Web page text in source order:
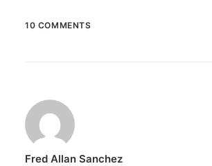
The increase has no additional cost to
subscribers.
10 COMMENTS
Fred Allan Sanchez